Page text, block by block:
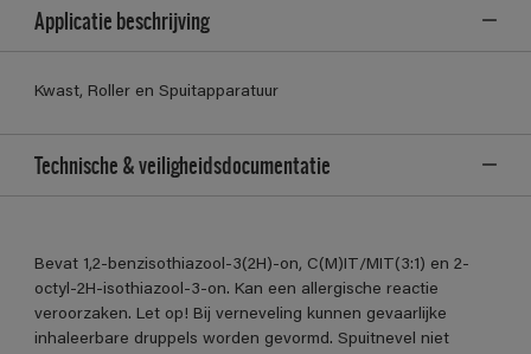
Applicatie beschrijving
Kwast, Roller en Spuitapparatuur
Technische & veiligheidsdocumentatie
Bevat 1,2-benzisothiazool-3(2H)-on, C(M)IT/MIT(3:1) en 2-
octyl-2H-isothiazool-3-on. Kan een allergische reactie
veroorzaken. Let op! Bij verneveling kunnen gevaarlijke
inhaleerbare druppels worden gevormd. Spuitnevel niet